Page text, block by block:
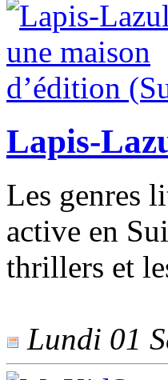
Lapis-
Les genres
active en
thrillers et
Lundi 01